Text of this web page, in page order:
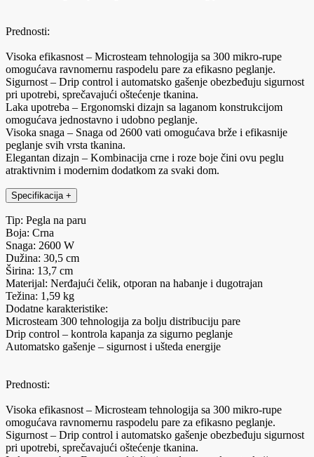
Prednosti:
Visoka efikasnost – Microsteam tehnologija sa 300 mikro-rupe
omogućava ravnomernu raspodelu pare za efikasno peglanje.
Sigurnost – Drip control i automatsko gašenje obezbeđuju sigurnost
pri upotrebi, sprečavajući oštećenje tkanina.
Laka upotreba – Ergonomski dizajn sa laganom konstrukcijom
omogućava jednostavno i udobno peglanje.
Visoka snaga – Snaga od 2600 vati omogućava brže i efikasnije
peglanje svih vrsta tkanina.
Elegantan dizajn – Kombinacija crne i roze boje čini ovu peglu
atraktivnim i modernim dodatkom za svaki dom.
Specifikacija +
Tip: Pegla na paru
Boja: Crna
Snaga: 2600 W
Dužina: 30,5 cm
Širina: 13,7 cm
Materijal: Nerđajući čelik, otporan na habanje i dugotrajan
Težina: 1,59 kg
Dodatne karakteristike:
Microsteam 300 tehnologija za bolju distribuciju pare
Drip control – kontrola kapanja za sigurno peglanje
Automatsko gašenje – sigurnost i ušteda energije
Prednosti:
Visoka efikasnost – Microsteam tehnologija sa 300 mikro-rupe
omogućava ravnomernu raspodelu pare za efikasno peglanje.
Sigurnost – Drip control i automatsko gašenje obezbeđuju sigurnost
pri upotrebi, sprečavajući oštećenje tkanina.